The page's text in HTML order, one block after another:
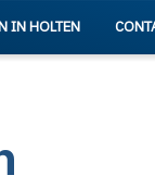
IN HOLTEN